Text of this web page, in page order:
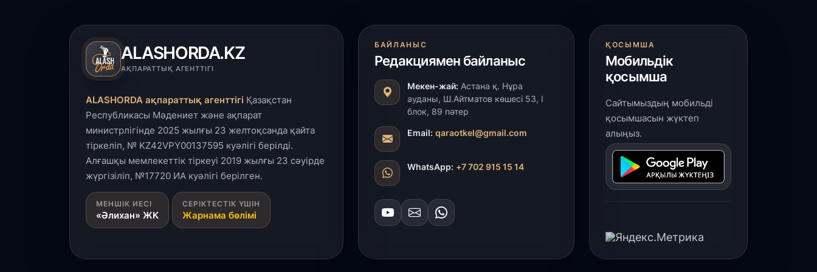
ALASHORDA.KZ
АҚПАРАТТЫҚ АГЕНТТІГІ
ALASHORDA ақпараттық агенттігі Қазақстан
Республикасы Мәдениет және ақпарат
министрлігінде 2025 жылғы 23 желтоқсанда қайта
тіркеліп, № KZ42VPY00137595 куәлігі берілді.
Алғашқы мемлекеттік тіркеуі 2019 жылғы 23 сәуірде
жүргізіліп, №17720 ИА куәлігі берілген.
МЕНШІК ИЕСІ
«Әлихан» ЖК
СЕРІКТЕСТІК ҮШІН
Жарнама бөлімі
БАЙЛАНЫС
Редакциямен байланыс
Мекен-жай: Астана қ. Нұра
ауданы, Ш.Айтматов көшесі 53, І
блок, 89 пәтер
Email: qaraotkel@gmail.com
WhatsApp: +7 702 915 15 14
ҚОСЫМША
Мобильдік
қосымша
Сайтымыздың мобильді
қосымшасын жүктеп
алыңыз.